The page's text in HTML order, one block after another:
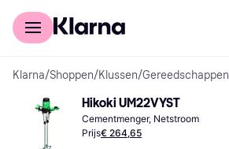
Voor shoppers
Klarna/Shoppen/Klussen/Gereedschappen
Hikoki UM22VYST
Cementmenger, Netstroom
Prijs€ 264,65